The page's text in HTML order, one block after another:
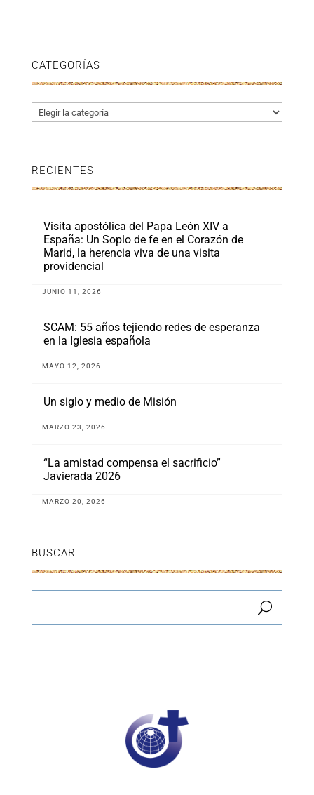
CATEGORÍAS
Categorías
RECIENTES
Visita apostólica del Papa León XIV a
España: Un Soplo de fe en el Corazón de
Marid, la herencia viva de una visita
providencial
JUNIO 11, 2026
SCAM: 55 años tejiendo redes de esperanza
en la Iglesia española
MAYO 12, 2026
Un siglo y medio de Misión
MARZO 23, 2026
“La amistad compensa el sacrificio”
Javierada 2026
MARZO 20, 2026
BUSCAR